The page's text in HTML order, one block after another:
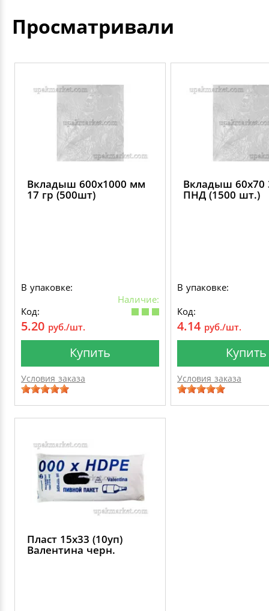
Просматривали
Вкладыш 600х1000 мм
17 гр (500шт)
В упаковке:
Наличие:
Код:
5.20 руб./шт.
Купить
Условия заказа
Вкладыш 60х70
ПНД (1500 шт.)
В упаковке:
Код:
4.14 руб./шт.
Купить
Условия заказа
Пласт 15х33 (10уп)
Валентина черн.